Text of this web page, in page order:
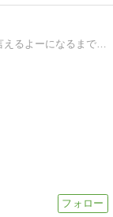
家探しから始まり、自分の家を持った！と言えるよーになるまでをゆっくり綴るブログ。